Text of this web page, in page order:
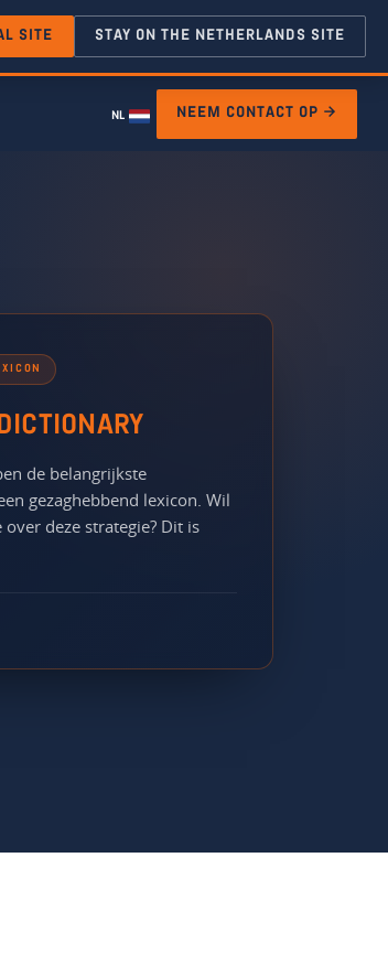
SITE STAY ON THE NETHERLANDS SITE
NL NEEM CONTACT OP →
de belangrijkste
gezaghebbend lexicon. Wil
deze strategie? Dit is